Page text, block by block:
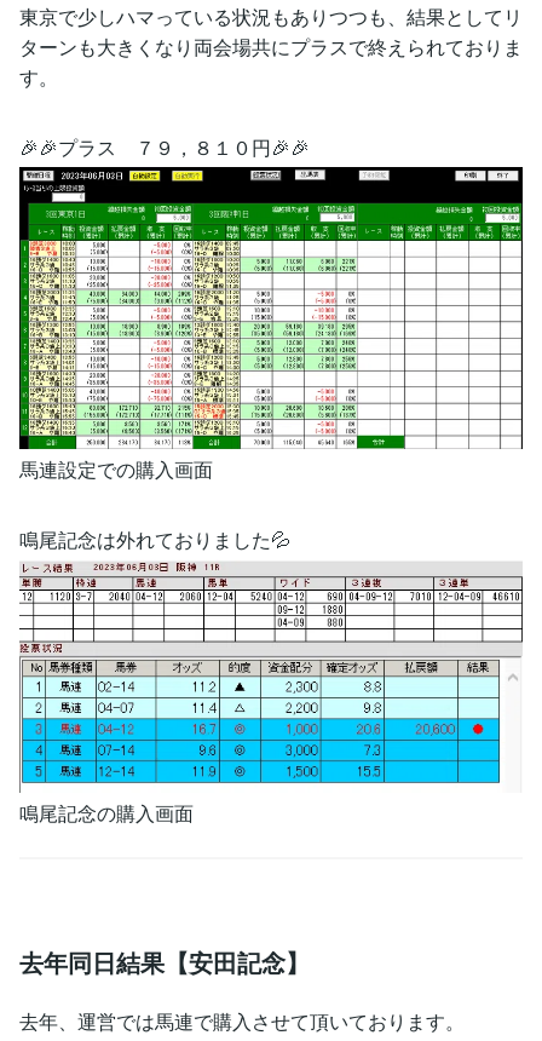
東京で少しハマっている状況もありつつも、結果としてリ
ターンも大きくなり両会場共にプラスで終えられておりま
す。
🎉🎉プラス ７９，８１０円🎉🎉
馬連設定での購入画面
鳴尾記念は外れておりました💦
鳴尾記念の購入画面
去年同日結果【安田記念】
去年、運営では馬連で購入させて頂いております。